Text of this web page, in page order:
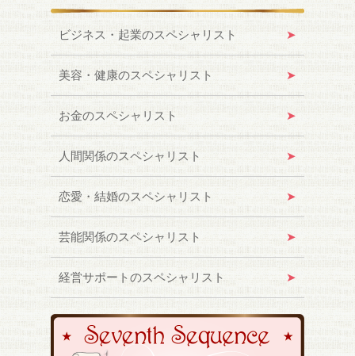
ビジネス・起業のスペシャリスト
美容・健康のスペシャリスト
お金のスペシャリスト
人間関係のスペシャリスト
恋愛・結婚のスペシャリスト
芸能関係のスペシャリスト
経営サポートのスペシャリスト